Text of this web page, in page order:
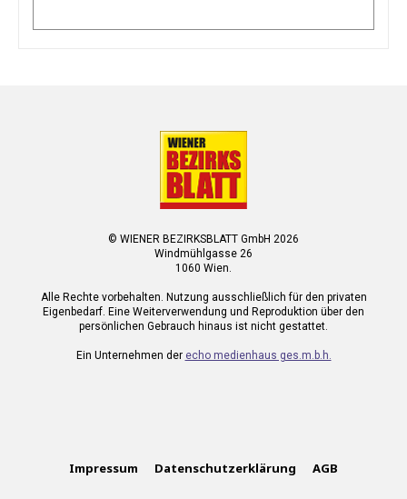
© WIENER BEZIRKSBLATT GmbH 2026
Windmühlgasse 26
1060 Wien.
Alle Rechte vorbehalten. Nutzung ausschließlich für den privaten
Eigenbedarf. Eine Weiterverwendung und Reproduktion über den
persönlichen Gebrauch hinaus ist nicht gestattet.
Ein Unternehmen der echo medienhaus ges.m.b.h.
Impressum Datenschutzerklärung AGB